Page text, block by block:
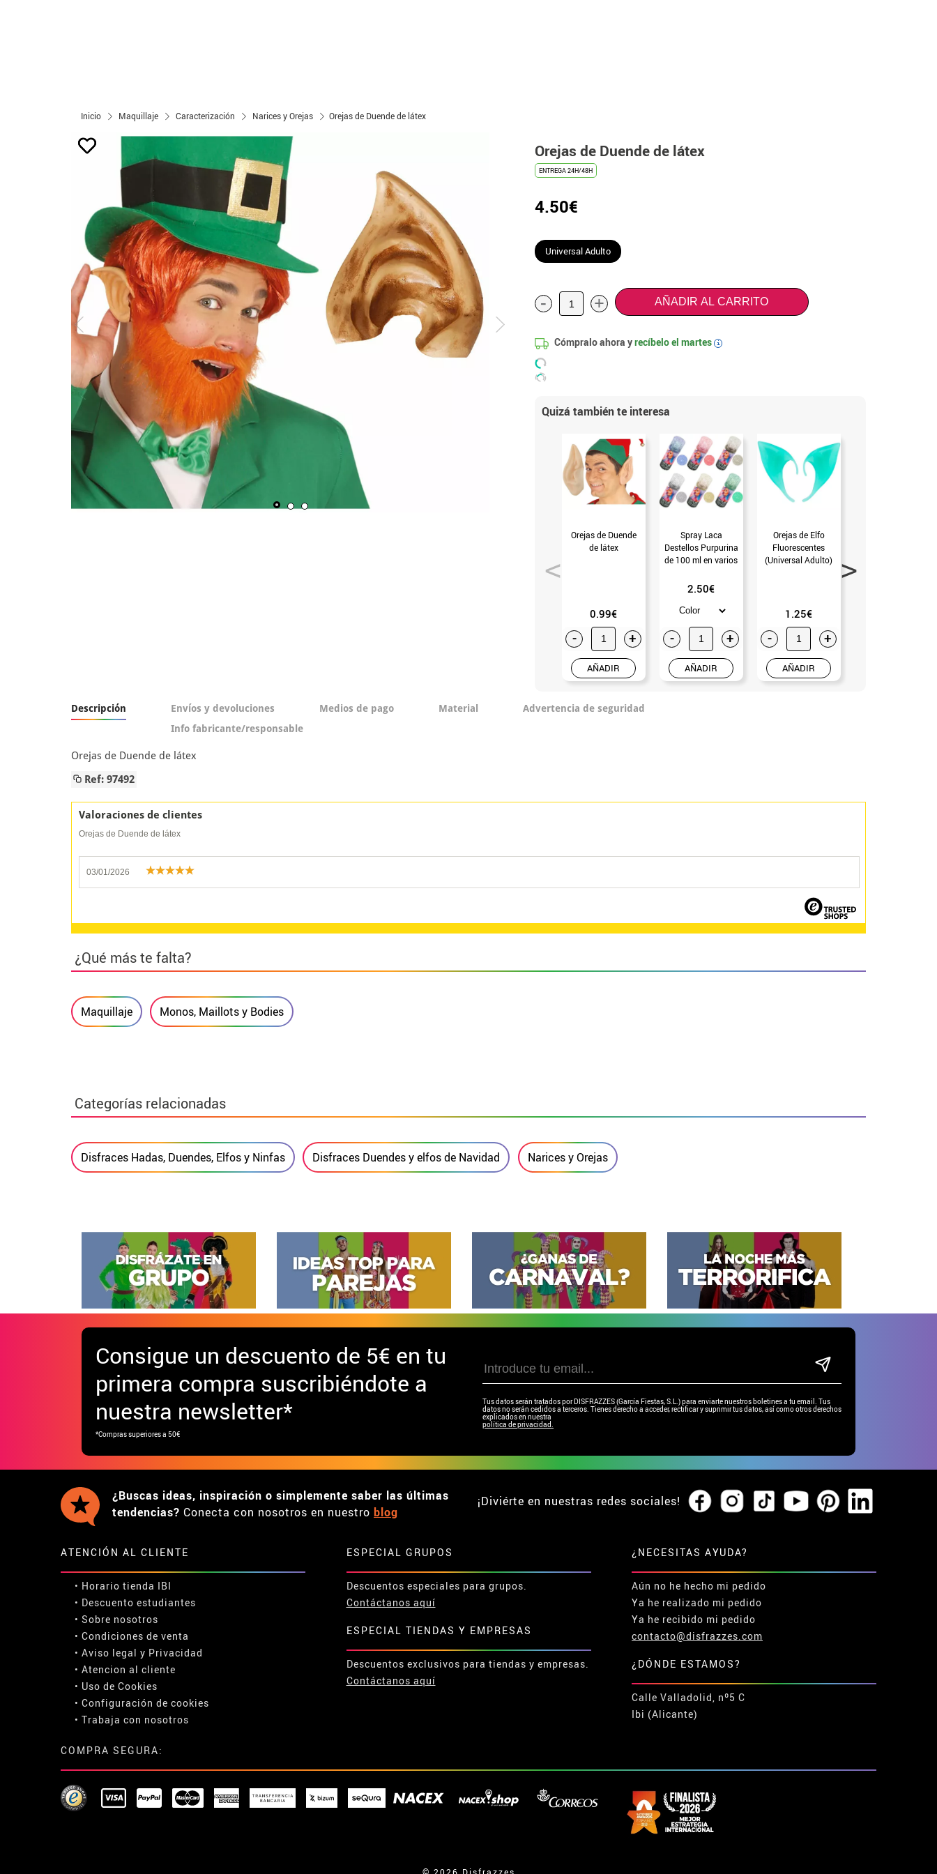
Inicio Maquillaje Caracterización Narices y Orejas Orejas de Duende de látex
Orejas de Duende de látex
ENTREGA 24H/48H
4.50€
Universal Adulto
- + AÑADIR AL CARRITO
Cómpralo ahora yrecíbelo el martes i
Quizá también te interesa
Orejas de Duende
de látex
0.99€
- +
AÑADIR
Spray Laca
Destellos Purpurina
de 100 ml en varios
2.50€
- +
AÑADIR
Orejas de Elfo
Fluorescentes
(Universal Adulto)
1.25€
- +
AÑADIR
Descripción Envíos y devoluciones Medios de pago Material
Advertencia de seguridad
Info fabricante/responsable
Orejas de Duende de látex
Ref: 97492
Valoraciones de clientes
Orejas de Duende de látex
03/01/2026
¿Qué más te falta?
Maquillaje Monos, Maillots y Bodies
Categorías relacionadas
Disfraces Hadas, Duendes, Elfos y Ninfas Disfraces Duendes y elfos de Navidad Narices y Orejas
Consigue un descuento de 5€ en tu
primera compra suscribiéndote a
nuestra newsletter*
*Compras superiores a 50€
Tus datos serán tratados por DISFRAZZES (García Fiestas, S.L.) para enviarte nuestros boletines a tu email. Tus
datos no serán cedidos a terceros. Tienes derecho a acceder, rectificar y suprimir tus datos, así como otros derechos
explicados en nuestra
política de privacidad.
¿Buscas ideas, inspiración o simplemente saber las últimas
tendencias? Conecta con nosotros en nuestro blog
¡Diviérte en nuestras redes sociales!
ATENCIÓN AL CLIENTE
• Horario tienda IBI
• Descuento estudiantes
• Sobre nosotros
• Condiciones de venta
• Aviso legal y Privacidad
• Atencion al cliente
• Uso de Cookies
• Configuración de cookies
• Trabaja con nosotros
ESPECIAL GRUPOS
Descuentos especiales para grupos.
Contáctanos aquí
ESPECIAL TIENDAS Y EMPRESAS
Descuentos exclusivos para tiendas y empresas.
Contáctanos aquí
¿NECESITAS AYUDA?
Aún no he hecho mi pedido
Ya he realizado mi pedido
Ya he recibido mi pedido
contacto@disfrazzes.com
¿DÓNDE ESTAMOS?
Calle Valladolid, nº5 C
Ibi (Alicante)
COMPRA SEGURA: